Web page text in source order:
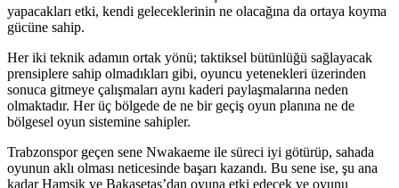
yapacakları etki, kendi geleceklerinin ne olacağına da ortaya koyma
gücüne sahip.
Her iki teknik adamın ortak yönü; taktiksel bütünlüğü sağlayacak
prensiplere sahip olmadıkları gibi, oyuncu yetenekleri üzerinden
sonuca gitmeye çalışmaları aynı kaderi paylaşmalarına neden
olmaktadır. Her üç bölgede de ne bir geçiş oyun planına ne de
bölgesel oyun sistemine sahipler.
Trabzonspor geçen sene Nwakaeme ile süreci iyi götürüp, sahada
oyunun aklı olması neticesinde başarı kazandı. Bu sene ise, şu ana
kadar Hamsik ve Bakasetas’dan oyuna etki edecek ve oyunu